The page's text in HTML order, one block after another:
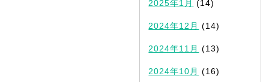
2025年1月 (14)
2024年12月 (14)
2024年11月 (13)
2024年10月 (16)